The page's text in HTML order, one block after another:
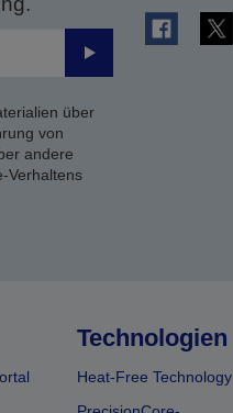
Senden
über
von
andere
Verhaltens
Technologien
Heat-Free Technology